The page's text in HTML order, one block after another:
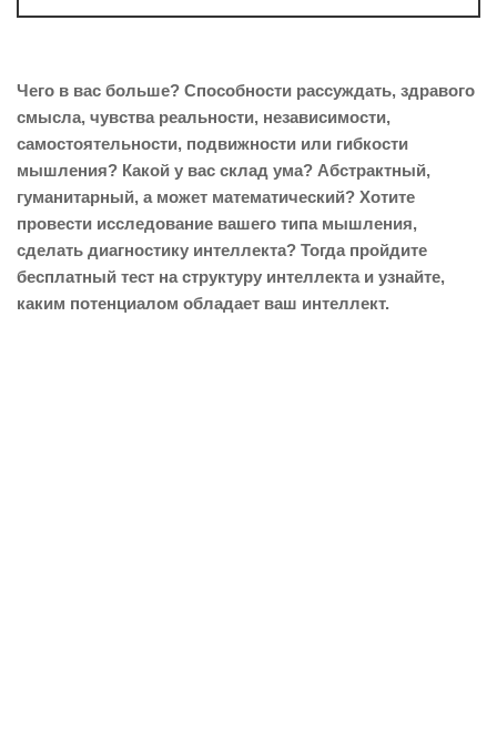
Чего в вас больше? Способности рассуждать, здравого
смысла, чувства реальности, независимости,
самостоятельности, подвижности или гибкости
мышления? Какой у вас склад ума? Абстрактный,
гуманитарный, а может математический? Хотите
провести исследование вашего типа мышления,
сделать диагностику интеллекта? Тогда пройдите
бесплатный тест на структуру интеллекта и узнайте,
каким потенциалом обладает ваш интеллект.